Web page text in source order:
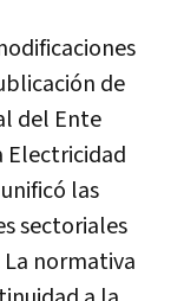
de
del Ente
Electricidad
las
sectoriales
La normativa